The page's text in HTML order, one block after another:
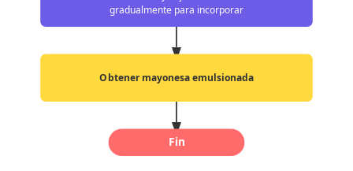
gradualmente para incorporar
Obtener mayonesa emulsionada
Fin